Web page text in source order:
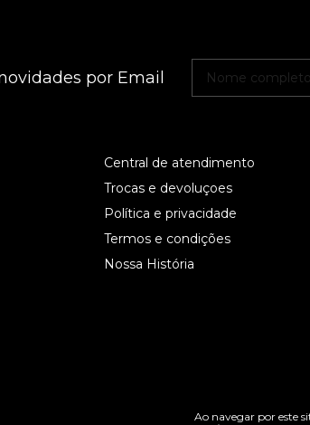
Ao navegar por este
por Email
Central de atendimento
Trocas e devoluçoes
Política e privacidade
Termos e condições
Nossa História